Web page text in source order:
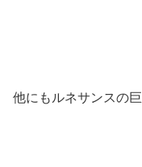
他にもルネサンスの